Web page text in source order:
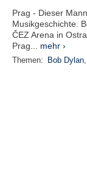
Prag - Dieser
Musikgeschichte.
ČEZ Arena in
Prag... mehr ›
Themen: Bob Dylan,